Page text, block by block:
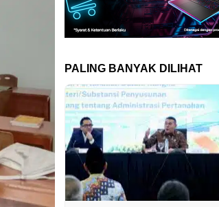
PALING BANYAK DILIHAT